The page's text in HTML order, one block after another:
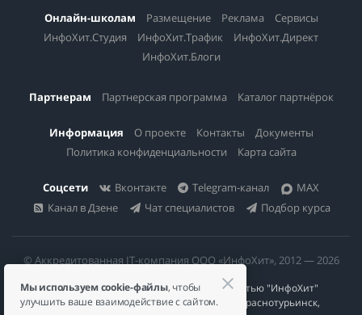
Онлайн-школам Размещение Реклама
Сервисы
ИнфоХит.Студия
ИнфоХит.Трафик
ИнфоХит.Директ
ИнфоХит.Блоги
Партнерам Партнерская программа Каталог партнёрок
Информация О проекте Контакты
Документы
Политика конфиденциальности
Карта сайта
Соцсети Вконтакте Telegram-канал
MAX
Канал в Дзене
Чат специалистов Подбор курса
© Аккредитованная IT-компания ООО «ИнфоХит», 2012 — 2026
Общество с ограниченной ответственностью "ИнфоХит"
624446, Россия, Свердловская область, г. Краснотурьинск,
Мы используем cookie-файлы, чтобы
улучшить ваше взаимодействие с сайтом.